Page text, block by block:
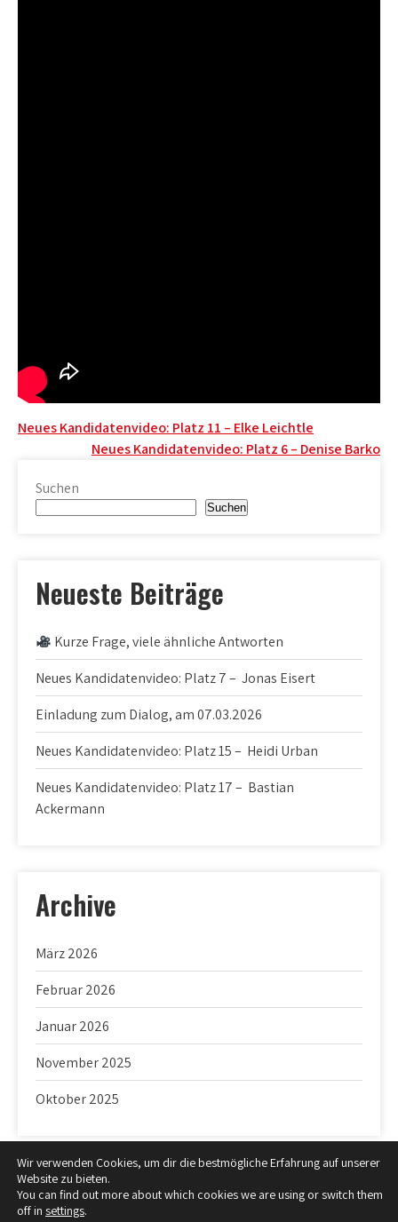
Beitragsnavigation
Neues Kandidatenvideo: Platz 11 – Elke Leichtle
Neues Kandidatenvideo: Platz 6 – Denise Barko
Suchen
Suchen
Neueste Beiträge
Kurze Frage, viele ähnliche Antworten
Neues Kandidatenvideo: Platz 7 – Jonas Eisert
Einladung zum Dialog, am 07.03.2026
Neues Kandidatenvideo: Platz 15 – Heidi Urban
Neues Kandidatenvideo: Platz 17 – Bastian
Ackermann
Archive
März 2026
Februar 2026
Januar 2026
November 2025
Oktober 2025
Wir verwenden Cookies, um dir die bestmögliche Erfahrung auf unserer
Website zu bieten.
You can find out more about which cookies we are using or switch them
off in settings.